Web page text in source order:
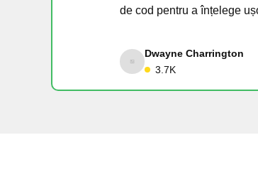
de cod pentru a înțelege
Dwayne Charrington
3.7K